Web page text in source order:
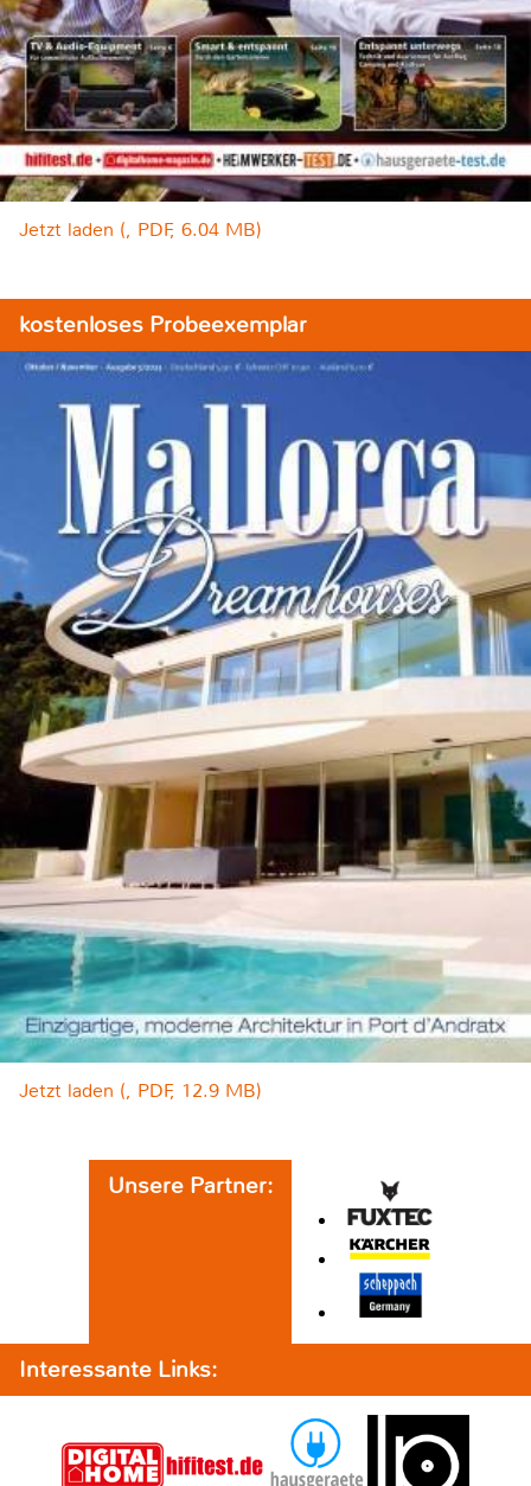
Jetzt laden (, PDF, 6.04 MB)
kostenloses Probeexemplar
Jetzt laden (, PDF, 12.9 MB)
Unsere Partner:
Interessante Links: